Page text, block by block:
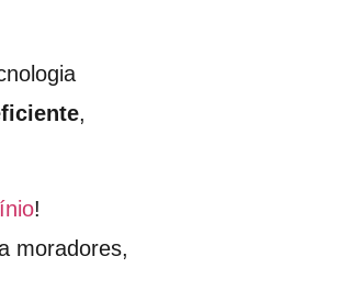
,
!
moradores,